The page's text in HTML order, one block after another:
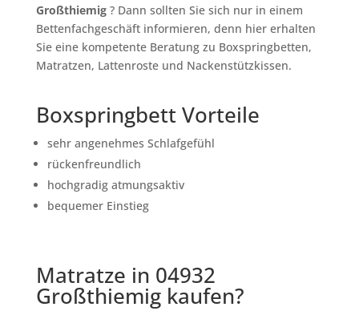
Großthiemig? Dann sollten Sie sich nur in einem
Bettenfachgeschäft informieren, denn hier erhalten
Sie eine kompetente Beratung zu Boxspringbetten,
Matratzen, Lattenroste und Nackenstützkissen.
Boxspringbett Vorteile
sehr angenehmes Schlafgefühl
rückenfreundlich
hochgradig atmungsaktiv
bequemer Einstieg
Matratze in 04932
Großthiemig kaufen?